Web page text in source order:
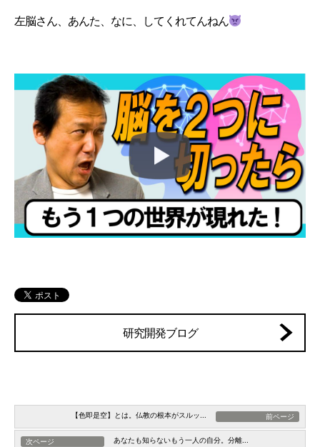
左脳さん、あんた、なに、してくれてんねん
研究開発ブログ
【色即是空】とは。仏教の根本がスルッ... 前ページ
次ページ あなたも知らないもう一人の自分。分離...